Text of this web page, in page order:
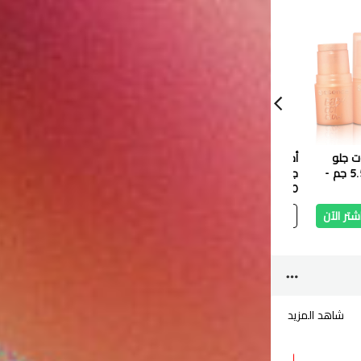
جلو
هايلايتر ستيك 5.5 جم -
الآن
أحمر شفاه إيسنس أكوا
جيلي متغير اللون 2.8 غرام
1.700 دب
شاهد المزيد